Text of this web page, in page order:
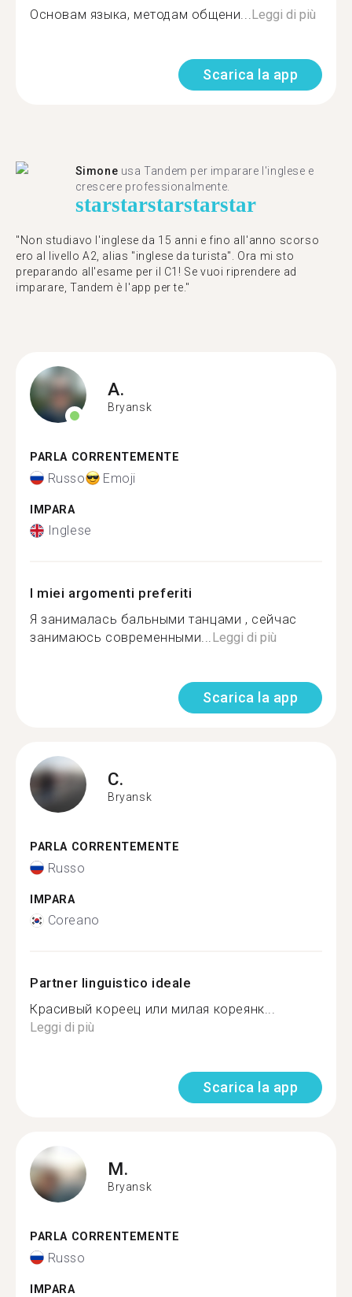
Основам языка, методам общени...Leggi di più
Scarica la app
Simone usa Tandem per imparare l'inglese e
crescere professionalmente.
starstarstarstarstar
"Non studiavo l'inglese da 15 anni e fino all'anno scorso
ero al livello A2, alias "inglese da turista". Ora mi sto
preparando all'esame per il C1! Se vuoi riprendere ad
imparare, Tandem è l'app per te."
A.
Bryansk
PARLA CORRENTEMENTE
Russo Emoji
IMPARA
Inglese
I miei argomenti preferiti
Я занималась бальными танцами , сейчас
занимаюсь современными...Leggi di più
Scarica la app
C.
Bryansk
PARLA CORRENTEMENTE
Russo
IMPARA
Coreano
Partner linguistico ideale
Красивый кореец или милая кореянк...
Leggi di più
Scarica la app
M.
Bryansk
PARLA CORRENTEMENTE
Russo
IMPARA